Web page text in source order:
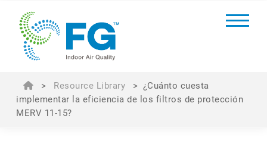
> Resource Library > ¿Cuánto cuesta
implementar la eficiencia de los filtros de protección
MERV 11-15?